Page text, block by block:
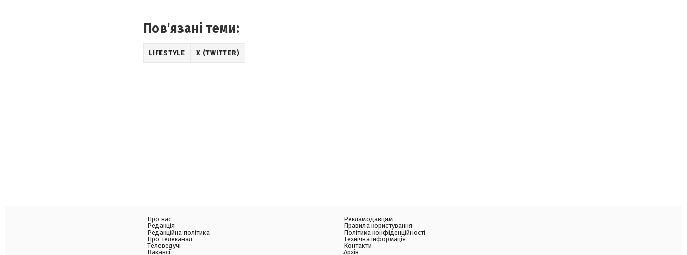
Пов'язані теми:
LIFESTYLE X (TWITTER)
Про нас
Редакція
Редакційна політика
Про телеканал
Телеведучі
Вакансії
Рекламодавцям
Правила користування
Політика конфіденційності
Технічна інформація
Контакти
Архів